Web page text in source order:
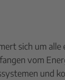
sich um alle
vom
und